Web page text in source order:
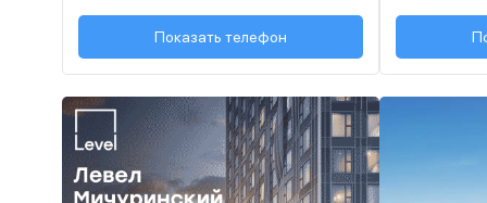
+7 (495) 127-65-...
Показать телефон